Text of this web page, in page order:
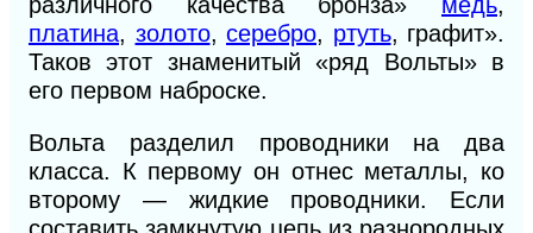
различного качества бронза» медь,
платина, золото, серебро, ртуть, графит».
Таков этот знаменитый «ряд Вольты» в
его первом наброске.
Вольта разделил проводники на два
класса. К первому он отнес металлы, ко
второму — жидкие проводники. Если